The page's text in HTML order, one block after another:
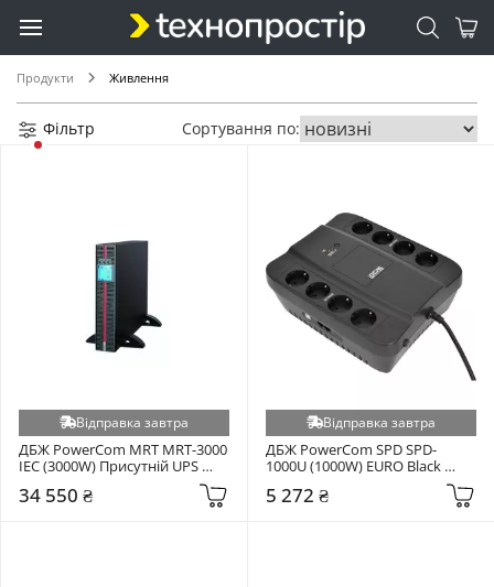
Продукти Живлення
Фільтр Сортування по:
Відправка завтра
ДБЖ PowerCom MRT MRT-3000
IEC (3000W) Присутній UPS
34 550 ₴
Відправка завтра
ДБЖ PowerCom SPD SPD-
1000U (1000W) EURO Black
5 272 ₴